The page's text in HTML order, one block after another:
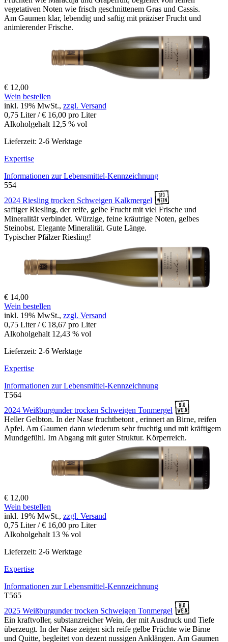
vegetativen Noten wie frisch geschnittenem Gras und Cassis.
Am Gaumen klar, lebendig und saftig mit präziser Frucht und
animierender Frische.
€ 12,00
Wein bestellen
inkl. 19% MwSt., zzgl. Versand
0,75 Liter / € 16,00 pro Liter
Alkoholgehalt 12,5 % vol
Lieferzeit: 2-6 Werktage
Expertise
Informationen zurLebensmittel-Kennzeichnung
554
2024 Riesling trocken Schweigen Kalkmergel
saftiger Riesling, der reife, gelbe Frucht mit viel Frische und
Mineralität verbindet. Würzige, feine kräutrige Noten, gelbes
Steinobst. Elegante Mineralität. Gute Länge.
Typischer Pfälzer Riesling!
€ 14,00
Wein bestellen
inkl. 19% MwSt., zzgl. Versand
0,75 Liter / € 18,67 pro Liter
Alkoholgehalt 12,43 % vol
Lieferzeit: 2-6 Werktage
Expertise
Informationen zurLebensmittel-Kennzeichnung
T564
2024 Weißburgunder trocken Schweigen Tonmergel
Heller Gelbton. In der Nase fruchtbetont , erinnert an Birne, reifen
Apfel. Am Gaumen dann wiederum sehr fruchtig und mit kräftigem
Mundgefühl. Im Abgang mit guter Struktur. Körperreich.
€ 12,00
Wein bestellen
inkl. 19% MwSt., zzgl. Versand
0,75 Liter / € 16,00 pro Liter
Alkoholgehalt 13 % vol
Lieferzeit: 2-6 Werktage
Expertise
Informationen zurLebensmittel-Kennzeichnung
T565
2025 Weißburgunder trocken Schweigen Tonmergel
Ein kraftvoller, substanzreicher Wein, der mit Ausdruck und Tiefe
überzeugt. In der Nase zeigen sich reife gelbe Früchte wie Birne
und Quitte, begleitet von dezent nussigen Anklängen. Am Gaumen